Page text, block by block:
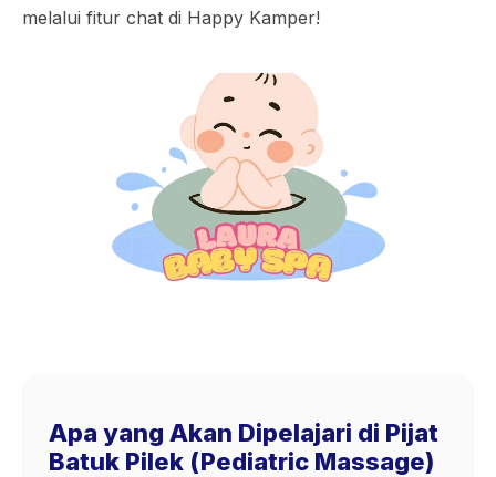
melalui fitur chat di Happy Kamper!
Apa yang Akan Dipelajari di Pijat
Batuk Pilek (Pediatric Massage)